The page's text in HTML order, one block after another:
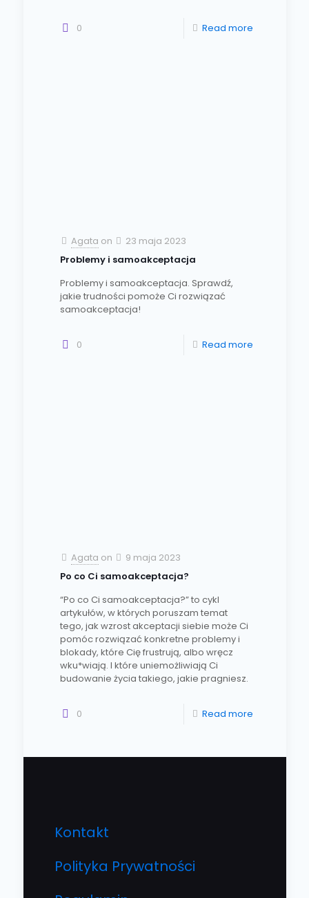
0 Read more
Agata on
23 maja 2023
Problemy i samoakceptacja
Problemy i samoakceptacja. Sprawdź,
jakie trudności pomoże Ci rozwiązać
samoakceptacja!
0 Read more
Agata on
9 maja 2023
Po co Ci samoakceptacja?
“Po co Ci samoakceptacja?” to cykl
artykułów, w których poruszam temat
tego, jak wzrost akceptacji siebie może Ci
pomóc rozwiązać konkretne problemy i
blokady, które Cię frustrują, albo wręcz
wku*wiają. I które uniemożliwiają Ci
budowanie życia takiego, jakie pragniesz.
0 Read more
Kontakt
Polityka Prywatności